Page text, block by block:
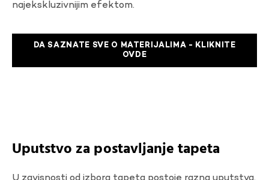
najekskluzivnijim efektom.
DA SAZNATE SVE O MATERIJALIMA - KLIKNITE
OVDE
Uputstvo za postavljanje tapeta